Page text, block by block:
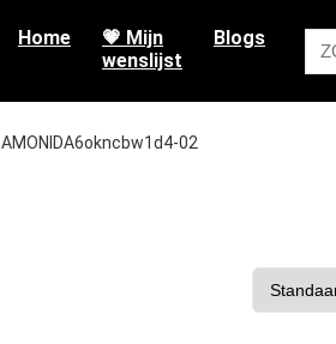
Home
💗 Mijn
wenslijst
Blogs
‎AMONIDA6okncbw1d4-02